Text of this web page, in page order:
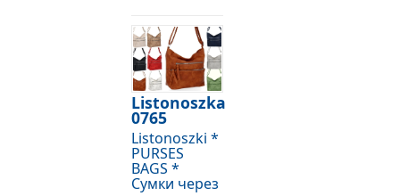
Listonoszka
0765
Listonoszki *
PURSES
BAGS *
Сумки через